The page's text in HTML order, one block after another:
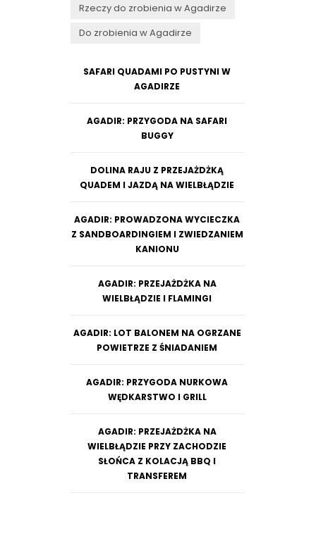
Rzeczy do zrobienia w Agadirze
Do zrobienia w Agadirze
SAFARI QUADAMI PO PUSTYNI W
AGADIRZE
AGADIR: PRZYGODA NA SAFARI
BUGGY
DOLINA RAJU Z PRZEJAŻDŻKĄ
QUADEM I JAZDĄ NA WIELBŁĄDZIE
AGADIR: PROWADZONA WYCIECZKA
Z SANDBOARDINGIEM I ZWIEDZANIEM
KANIONU
AGADIR: PRZEJAŻDŻKA NA
WIELBŁĄDZIE I FLAMINGI
AGADIR: LOT BALONEM NA OGRZANE
POWIETRZE Z ŚNIADANIEM
AGADIR: PRZYGODA NURKOWA
WĘDKARSTWO I GRILL
AGADIR: PRZEJAŻDŻKA NA
WIELBŁĄDZIE PRZY ZACHODZIE
SŁOŃCA Z KOLACJĄ BBQ I
TRANSFEREM